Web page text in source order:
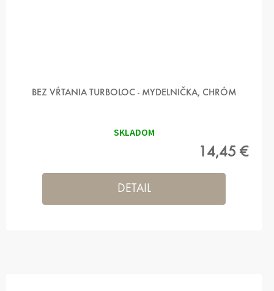
BEZ VŔTANIA TURBOLOC - MYDELNIČKA, CHRÓM
SKLADOM
14,45 €
DETAIL